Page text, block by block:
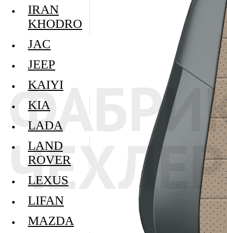
IRAN
KHODRO
JAC
JEEP
KAIYI
KIA
LADA
LAND
ROVER
LEXUS
LIFAN
MAZDA